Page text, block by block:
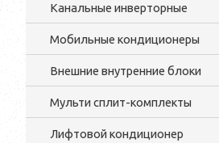
Канальные инверторные
Мобильные кондиционеры
Внешние внутренние блоки
Мульти cплит-комплекты
Лифтовой кондиционер